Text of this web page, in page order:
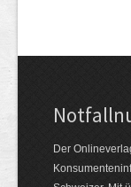
Der